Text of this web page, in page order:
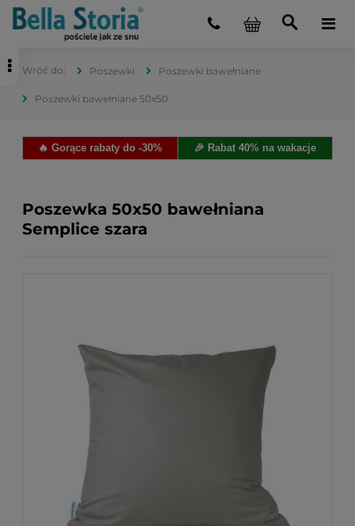
Poszewki Poszewki bawełniane
Poszewki bawełniane 50x50
🔥 Gorące rabaty do -30% 🎉 Rabat 40% na wakacje
Poszewka 50x50 bawełniana
Semplice szara